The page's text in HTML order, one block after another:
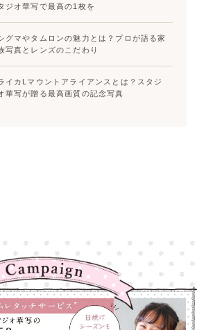
ジオ華写で最高の1枚を
グマやタムロンの魅力とは？プロが語る家
写真とレンズのこだわり
イカLマウントアライアンスとは？スタジ
華写が贈る最高画質の記念写真